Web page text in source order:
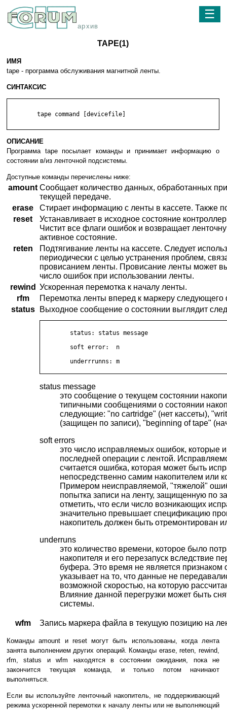
архив
☰
TAPE(1)
ИМЯ
tape - программа обслуживания магнитной ленты.
СИНТАКСИС
ОПИСАНИЕ
Программа tape посылает команды и принимает информацию о
состоянии в/из ленточной подсистемы.
Доступные команды перечислены ниже:
amount Сообщает количество данных, обработанных
текущей передаче.
erase
Стирает информацию с ленты в кассете. Также
reset
Устанавливает в исходное состояние
Чистит все флаги ошибок и возвращает
активное состояние.
reten
Подтягивание ленты на кассете. Следует
периодически с целью устранения проблем,
провисанием ленты. Провисание ленты может
число ошибок при использовании ленты.
rewind Ускоренная перемотка к началу ленты.
rfm
Перемотка ленты вперед к маркеру следующего
status
Выходное сообщение о состоянии выглядит
status message
это сообщение о текущем состоянии
типичными сообщениями о состоянии
следующие: "no cartridge" (нет кассеты),
(защищен по записи), "beginning of tape"
soft errors
это число исправляемых ошибок, которые
последней операции с лентой.
считается ошибка, которая может быть
непосредственно самим накопителем или
Примером неисправляемой, "тяжелой"
попытка записи на ленту, защищенную по
отметить, что если число возникающих
значительно превышает спецификацию
накопитель должен быть отремонтирован
underruns
это количество времени, которое было
накопителя и его перезапуск вследствие
буфера. Это время не является признаком
указывает на то, что данные не
возможной скоростью, на которую
Влияние данной перегрузки может быть
системы.
wfm Запись маркера файла в текущую позицию на
Команды amount и reset могут быть использованы, когда лента
занята выполнением других операций. Команды erase, reten, rewind,
rfm, status и wfm находятся в состоянии ожидания, пока не
закончится текущая команда, и только потом начинают
выполняться.
Если вы используйте ленточный накопитель, не поддерживающий
режима ускоренной перемотки к началу ленты или не выполняющий